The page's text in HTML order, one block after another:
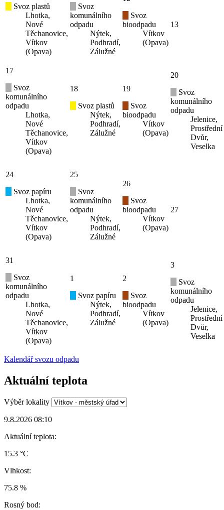
Svoz plastů
Lhotka,
Nové
Těchanovice,
Vítkov
(Opava)
Svoz
komunálního
odpadu
Nýtek,
Podhradí,
Zálužné
Svoz
bioodpadu
Vítkov
(Opava)
13
17
Svoz
komunálního
odpadu
Lhotka,
Nové
Těchanovice,
Vítkov
(Opava)
18
Svoz plastů
Nýtek,
Podhradí,
Zálužné
19
Svoz
bioodpadu
Vítkov
(Opava)
20
Svoz
komunálního
odpadu
Jelenice,
Prostřední
Dvůr,
Veselka
24
Svoz papíru
Lhotka,
Nové
Těchanovice,
Vítkov
(Opava)
25
Svoz
komunálního
odpadu
Nýtek,
Podhradí,
Zálužné
26
Svoz
bioodpadu
Vítkov
(Opava)
27
31
Svoz
komunálního
odpadu
Lhotka,
Nové
Těchanovice,
Vítkov
(Opava)
1
Svoz papíru
Nýtek,
Podhradí,
Zálužné
2
Svoz
bioodpadu
Vítkov
(Opava)
3
Svoz
komunálního
odpadu
Jelenice,
Prostřední
Dvůr,
Veselka
Kalendář svozu odpadu
Aktuální teplota
Výběr lokality
9.8.2026 08:10
Aktuální teplota:
15.3 °C
Vlhkost:
75.8 %
Rosný bod: